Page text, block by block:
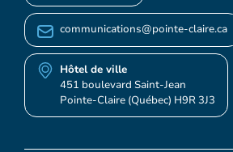
communications@pointe-claire.ca
Hôtel de ville
451 boulevard Saint-Jean
Pointe-Claire (Québec) H9R 3J3